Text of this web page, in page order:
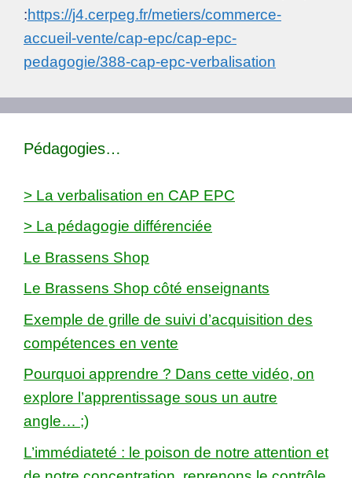
:https://j4.cerpeg.fr/metiers/commerce-
accueil-vente/cap-epc/cap-epc-
pedagogie/388-cap-epc-verbalisation
Pédagogies…
> La verbalisation en CAP EPC
> La pédagogie différenciée
Le Brassens Shop
Le Brassens Shop côté enseignants
Exemple de grille de suivi d’acquisition des
compétences en vente
Pourquoi apprendre ? Dans cette vidéo, on
explore l’apprentissage sous un autre
angle… ;)
L’immédiateté : le poison de notre attention et